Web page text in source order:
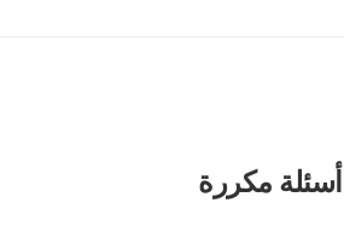
أسئلة مكررة